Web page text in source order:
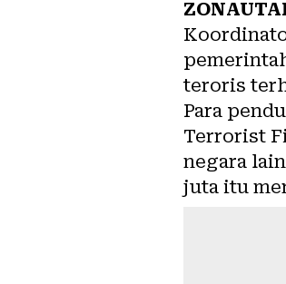
teroris
Para
Terrorist
negara
juta itu